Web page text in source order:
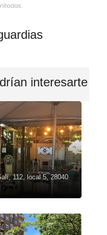
interesarte
112, local 5, 28040